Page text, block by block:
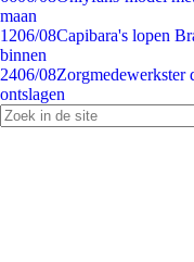
maan
1206/08Capibara's lopen
binnen
2406/08Zorgmedewerkster
ontslagen